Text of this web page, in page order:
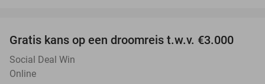
Gratis kans op een droomreis t.w.v. €3.000
Social Deal Win
Online